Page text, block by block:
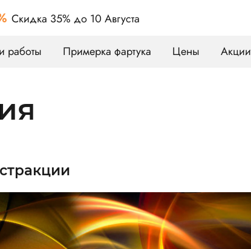
Скидка 35% до 10 Августа
работы Примерка фартука Цены Акции